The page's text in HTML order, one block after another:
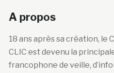
A propos
18 ans après sa création, le
CLIC est devenu la
francophone de veille,